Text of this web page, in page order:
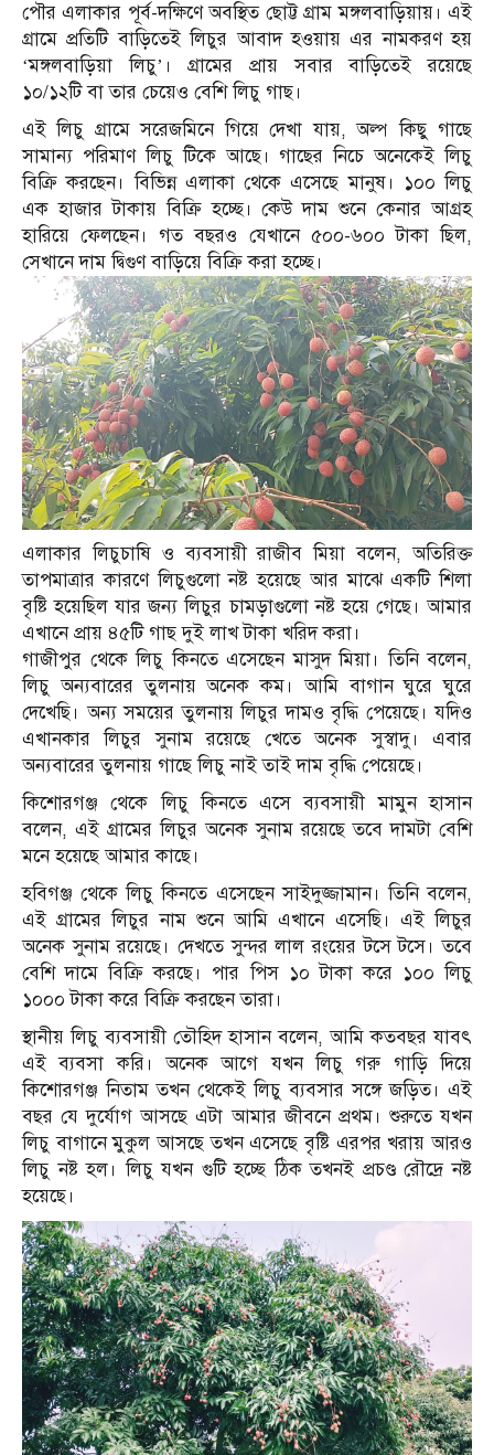
পৌর এলাকার পূর্ব-দক্ষিণে অবস্থিত ছোট্ট গ্রাম মঙ্গলবাড়িয়ায়। এই
গ্রামে প্রতিটি বাড়িতেই লিচুর আবাদ হওয়ায় এর নামকরণ হয়
‘মঙ্গলবাড়িয়া লিচু’। গ্রামের প্রায় সবার বাড়িতেই রয়েছে
১০/১২টি বা তার চেয়েও বেশি লিচু গাছ।
এই লিচু গ্রামে সরেজমিনে গিয়ে দেখা যায়, অল্প কিছু গাছে
সামান্য পরিমাণ লিচু টিকে আছে। গাছের নিচে অনেকেই লিচু
বিক্রি করছেন। বিভিন্ন এলাকা থেকে এসেছে মানুষ। ১০০ লিচু
এক হাজার টাকায় বিক্রি হচ্ছে। কেউ দাম শুনে কেনার আগ্রহ
হারিয়ে ফেলছেন। গত বছরও যেখানে ৫০০-৬০০ টাকা ছিল,
সেখানে দাম দ্বিগুণ বাড়িয়ে বিক্রি করা হচ্ছে।
এলাকার লিচুচাষি ও ব্যবসায়ী রাজীব মিয়া বলেন, অতিরিক্ত
তাপমাত্রার কারণে লিচুগুলো নষ্ট হয়েছে আর মাঝে একটি শিলা
বৃষ্টি হয়েছিল যার জন্য লিচুর চামড়াগুলো নষ্ট হয়ে গেছে। আমার
এখানে প্রায় ৪৫টি গাছ দুই লাখ টাকা খরিদ করা।
গাজীপুর থেকে লিচু কিনতে এসেছেন মাসুদ মিয়া। তিনি বলেন,
লিচু অন্যবারের তুলনায় অনেক কম। আমি বাগান ঘুরে ঘুরে
দেখেছি। অন্য সময়ের তুলনায় লিচুর দামও বৃদ্ধি পেয়েছে। যদিও
এখানকার লিচুর সুনাম রয়েছে খেতে অনেক সুস্বাদু। এবার
অন্যবারের তুলনায় গাছে লিচু নাই তাই দাম বৃদ্ধি পেয়েছে।
কিশোরগঞ্জ থেকে লিচু কিনতে এসে ব্যবসায়ী মামুন হাসান
বলেন, এই গ্রামের লিচুর অনেক সুনাম রয়েছে তবে দামটা বেশি
মনে হয়েছে আমার কাছে।
হবিগঞ্জ থেকে লিচু কিনতে এসেছেন সাইদুজ্জামান। তিনি বলেন,
এই গ্রামের লিচুর নাম শুনে আমি এখানে এসেছি। এই লিচুর
অনেক সুনাম রয়েছে। দেখতে সুন্দর লাল রংয়ের টসে টসে। তবে
বেশি দামে বিক্রি করছে। পার পিস ১০ টাকা করে ১০০ লিচু
১০০০ টাকা করে বিক্রি করছেন তারা।
স্থানীয় লিচু ব্যবসায়ী তৌহিদ হাসান বলেন, আমি কতবছর যাবৎ
এই ব্যবসা করি। অনেক আগে যখন লিচু গরু গাড়ি দিয়ে
কিশোরগঞ্জ নিতাম তখন থেকেই লিচু ব্যবসার সঙ্গে জড়িত। এই
বছর যে দুর্যোগ আসছে এটা আমার জীবনে প্রথম। শুরুতে যখন
লিচু বাগানে মুকুল আসছে তখন এসেছে বৃষ্টি এরপর খরায় আরও
লিচু নষ্ট হল। লিচু যখন গুটি হচ্ছে ঠিক তখনই প্রচণ্ড রৌদ্রে নষ্ট
হয়েছে।